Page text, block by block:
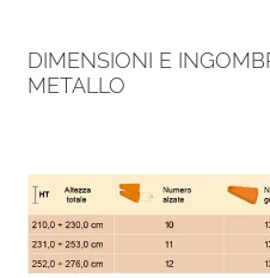
DIMENSIONI E
METALLO